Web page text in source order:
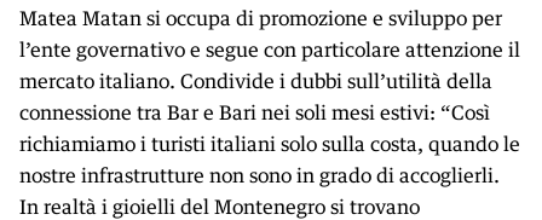
Matea Matan si occupa di promozione e sviluppo per
l’ente governativo e segue con particolare attenzione il
mercato italiano. Condivide i dubbi sull’utilità della
connessione tra Bar e Bari nei soli mesi estivi: “Così
richiamiamo i turisti italiani solo sulla costa, quando le
nostre infrastrutture non sono in grado di accoglierli.
In realtà i gioielli del Montenegro si trovano